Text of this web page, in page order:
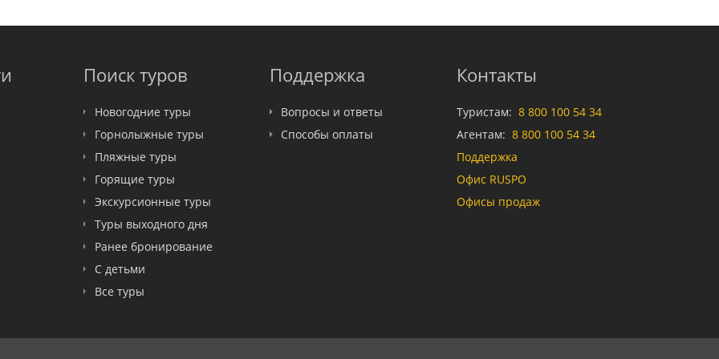
Поиск туров
Новогодние туры
Горнолыжные туры
Пляжные туры
Горящие туры
Экскурсионные туры
Туры выходного дня
Ранее бронирование
С детьми
Все туры
Поддержка
Вопросы и ответы
Способы оплаты
Контакты
Туристам: 8 800 100 54 34
Агентам: 8 800 100 54 34
Поддержка
Офис RUSPO
Офисы продаж